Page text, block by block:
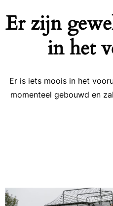
Er zijn
in het
Er is iets moois in het
momenteel gebouwd en